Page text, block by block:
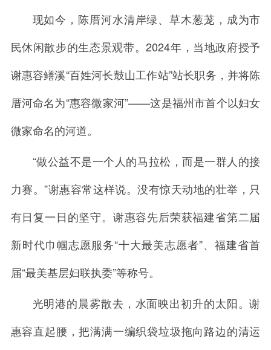
现如今，陈厝河水清岸绿、草木葱茏，成为市
民休闲散步的生态景观带。2024年，当地政府授予
谢惠容鳝溪“百姓河长鼓山工作站”站长职务，并将陈
厝河命名为“惠容微家河”——这是福州市首个以妇女
微家命名的河道。
“做公益不是一个人的马拉松，而是一群人的接
力赛。”谢惠容常这样说。没有惊天动地的壮举，只
有日复一日的坚守。谢惠容先后荣获福建省第二届
新时代巾帼志愿服务“十大最美志愿者”、福建省首
届“最美基层妇联执委”等称号。
光明港的晨雾散去，水面映出初升的太阳。谢
惠容直起腰，把满满一编织袋垃圾拖向路边的清运